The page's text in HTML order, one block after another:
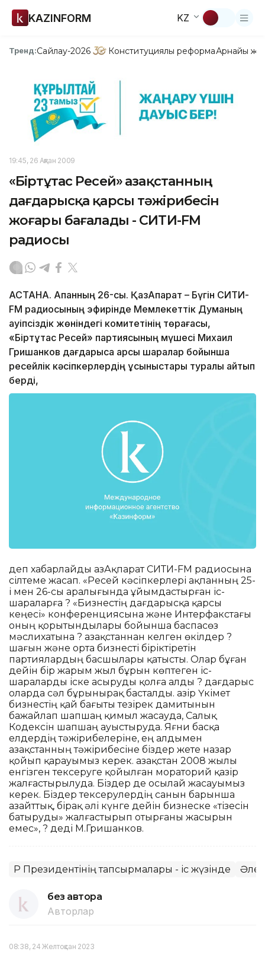
KAZINFORM KZ
Тренд:Сайлау-2026 Конституциялық реформаАрнайы
19:45, 26 Ақпан 2009
«Біртұтас Ресей» Қазақстанның
дағдарысқа қарсы тәжірибесін
жоғары бағалады - СИТИ-FM
радиосы
АСТАНА. Ақпанның 26-сы. ҚазАқпарат – Бүгін СИТИ-
FM радиосының эфирінде Мемлекеттік Думаның
қауіпсіздік жөніндегі комитетінің төрағасы,
«Біртұтас Ресей» партиясының мүшесі Михаил
Гришанков дағдарысқа қарсы шаралар бойынша
ресейлік кәсіпкерлердің ұсыныстары туралы айтып
берді,
деп хабарлайды ҚазАқпарат СИТИ-FM радиосына
сілтеме жасап. «Ресей кәсіпкерлері ақпанның 25-
і мен 26-сы аралығында ұйымдастырған іс-
шараларға ? «Бизнестің дағдарысқа қарсы
кеңесі» конференциясына және Интерфакстағы
оның қорытындылары бойынша баспасөз
мәслихатына ? Қазақстаннан келген өкілдер ?
шағын және орта бизнесті біріктіретін
партиялардың басшылары қатысты. Олар бұған
дейін бір жарым жыл бұрын көптеген іс-
шараларды іске асыруды қолға алды ? дағдарыс
оларда сәл бұрынырақ басталды. Қазір Үкімет
бизнестің қай бағыты тезірек дамитынын
бажайлап шапшаң қимыл жасауда, Салық
Кодексін шапшаң ауыстыруда. Яғни басқа
елдердің тәжірибелеріне, ең алдымен
Қазақстанның тәжірибесіне біздер жете назар
қойып қарауымыз керек. Қазақстан 2008 жылы
енгізген тексеруге қойылған мораторий қазір
жалғастырылуда. Біздер де осылай жасауымыз
керек. Біздер тексерулердің санын барынша
азайттық, бірақ әлі күнге дейін бизнеске «тізесін
батыруды» жалғастырып отырғаны жасырын
емес», ? деді М.Гришанков.
ҚР Президентінің тапсырмалары - іс жүзінде
без автора
Авторлар
08:38, 24 Желтоқсан 2023